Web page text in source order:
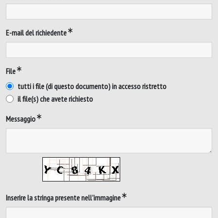
E-mail del richiedente
File
tutti i file (di questo documento) in accesso ristretto
il file(s) che avete richiesto
Messaggio
Inserire la stringa presente nell'immagine